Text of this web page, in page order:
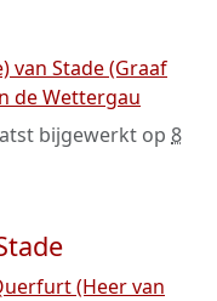
van Stade (Graaf
de Wettergau
bijgewerkt op 8
(Heer van